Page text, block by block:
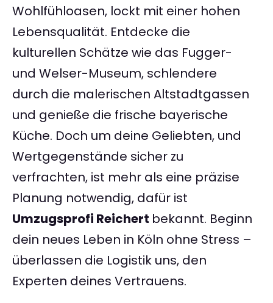
Wohlfühloasen, lockt mit einer hohen
Lebensqualität. Entdecke die
kulturellen Schätze wie das Fugger-
und Welser-Museum, schlendere
durch die malerischen Altstadtgassen
und genieße die frische bayerische
Küche. Doch um deine Geliebten, und
Wertgegenstände sicher zu
verfrachten, ist mehr als eine präzise
Planung notwendig, dafür ist
Umzugsprofi Reichert bekannt. Beginn
dein neues Leben in Köln ohne Stress –
überlassen die Logistik uns, den
Experten deines Vertrauens.